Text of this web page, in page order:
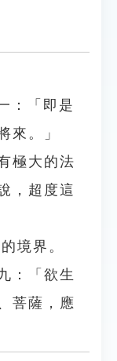
：「即是
來。」
極大的法
，超度這
境界。
：「欲生
菩薩，應